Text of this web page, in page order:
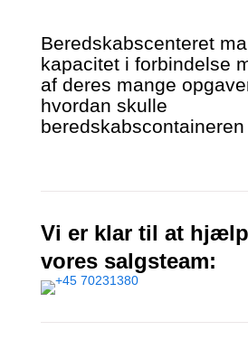
Beredskabscenteret
kapacitet i forbindelse
af deres mange
hvordan skulle
Vi er klar til at
vores salgsteam: